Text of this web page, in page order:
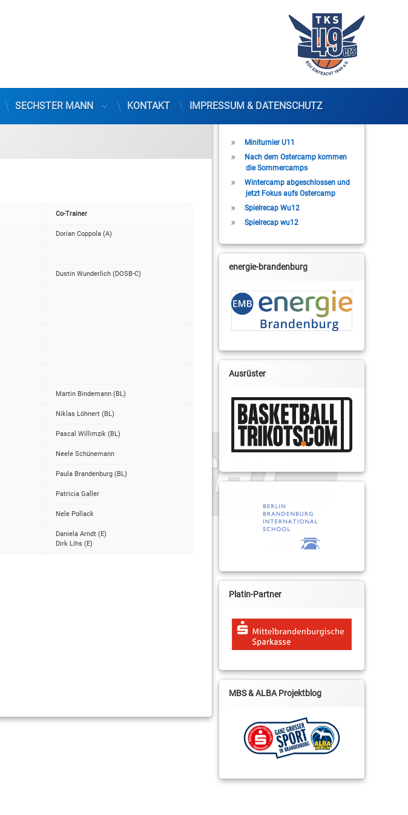
SECHSTER MANN KONTAKT IMPRESSUM & DATENSCHUTZ
Co-Trainer
Dorian Coppola (A)
Dustin Wunderlich (DOSB-C)
Martin Bindemann (BL)
Niklas Löhnert (BL)
Pascal Willimzik (BL)
Neele Schünemann
Paula Brandenburg (BL)
Patricia Galler
Nele Pollack
Daniela Arndt (E)
Dirk Lihs (E)
Miniturnier U11
Nach dem Ostercamp kommen
die Sommercamps
Wintercamp abgeschlossen und
jetzt Fokus aufs Ostercamp
Spielrecap Wu12
Spielrecap wu12
energie-brandenburg
Ausrüster
Platin-Partner
MBS & ALBA Projektblog